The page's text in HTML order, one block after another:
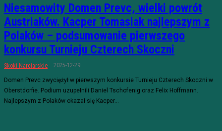
Niesamowity Domen Prevc, wielki powrót
Austriaków. Kacper Tomasiak najlepszym z
Polaków – podsumowanie pierwszego
konkursu Turnieju Czterech Skoczni
Skoki Narciarskie 2025-12-29
Domen Prevc zwyciężył w pierwszym konkursie Turnieju Czterech Skoczni w
Oberstdorfie. Podium uzupełnili Daniel Tschofenig oraz Felix Hoffmann.
Najlepszym z Polaków okazał się Kacper...